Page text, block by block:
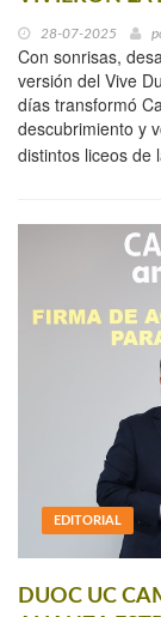
28-07-2025
Con sonrisas,
versión del Vive
días transformó
descubrimiento y
distintos liceos de
EDITORIAL
DUOC UC